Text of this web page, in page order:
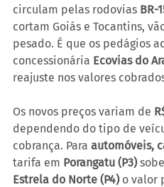
circulam pelas rodovias BR-
cortam Goiás e Tocantins,
pesado. É que os pedágios
concessionária Ecovias do
reajuste nos valores
Os novos preços variam de
dependendo do tipo de
cobrança. Para automóveis,
tarifa em Porangatu (P3)
Estrela do Norte (P4) o valor